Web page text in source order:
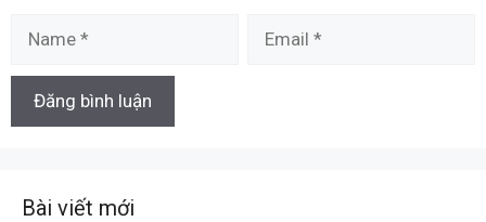
Bài viết mới